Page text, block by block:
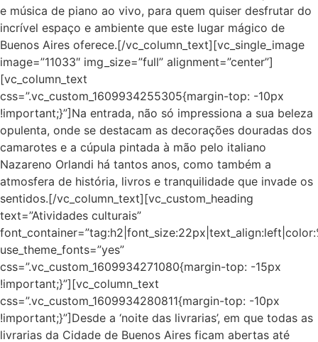
e música de piano ao vivo, para quem quiser desfrutar do
incrível espaço e ambiente que este lugar mágico de
Buenos Aires oferece.[/vc_column_text][vc_single_image
image=”11033″ img_size=”full” alignment=”center”]
[vc_column_text
css=”.vc_custom_1609934255305{margin-top: -10px
!important;}”]Na entrada, não só impressiona a sua beleza
opulenta, onde se destacam as decorações douradas dos
camarotes e a cúpula pintada à mão pelo italiano
Nazareno Orlandi há tantos anos, como também a
atmosfera de história, livros e tranquilidade que invade os
sentidos.[/vc_column_text][vc_custom_heading
text=”Atividades culturais”
use_theme_fonts=”yes”
css=”.vc_custom_1609934271080{margin-top: -15px
!important;}”][vc_column_text
css=”.vc_custom_1609934280811{margin-top: -10px
!important;}”]Desde a ‘noite das livrarias’, em que todas as
livrarias da Cidade de Buenos Aires ficam abertas até